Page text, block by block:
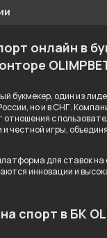
онлайн в
букмекер, один из
но и в СНГ.
с
честной игры,
для ставок
инновации и
спорт в БК